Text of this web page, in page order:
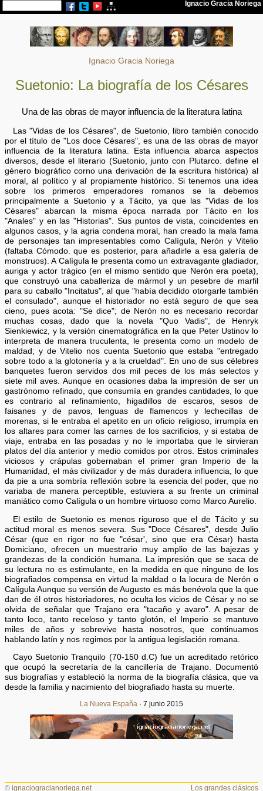
Ignacio Gracia Noriega
Suetonio: La biografía de los Césares
Una de las obras de mayor influencia de la literatura latina
Las "Vidas de los Césares", de Suetonio, libro también conocido
por el título de "Los doce Césares", es una de las obras de mayor
influencia de la literatura latina. Esta influencia abarca aspectos
diversos, desde el literario (Suetonio, junto con Plutarco. define el
género biográfico corno una derivación de la escritura histórica) al
moral, al político y al propiamente histórico. Si tenemos una idea
sobre los primeros emperadores romanos se la debemos
principalmente a Suetonio y a Tácito, ya que las "Vidas de los
Césares" abarcan la misma época narrada por Tácito en los
"Anales" y en las "Historias". Sus puntos de vista, coincidentes en
algunos casos, y la agria condena moral, han creado la mala fama
de personajes tan impresentables como Calígula, Nerón y Vitelio
(faltaba Cómodo. que es posterior, para añadirle a esa galería de
monstruos). A Calígula le presenta como un extravagante gladiador,
auriga y actor trágico (en el mismo sentido que Nerón era poeta),
que construyó una caballeriza de mármol y un pesebre de marfil
para su caballo "Incitatus", al que "había decidido otorgarle también
el consulado", aunque el historiador no está seguro de que sea
cieno, pues acota: "Se dice"; de Nerón no es necesario recordar
muchas cosas, dado que la novela "Quo Vadis", de Henryk
Sienkiewicz, y la versión cinematográfica en la que Peter Ustinov lo
interpreta de manera truculenta, le presenta como un modelo de
maldad; y de Vitelio nos cuenta Suetonio que estaba "entregado
sobre todo a la glotonería y a la crueldad". En uno de sus célebres
banquetes fueron servidos dos mil peces de los más selectos y
siete mil aves. Aunque en ocasiones daba la impresión de ser un
gastrónomo refinado, que consumía en grandes cantidades, lo que
es contrario al refinamiento, higadillos de escaros, sesos de
faisanes y de pavos, lenguas de flamencos y lechecillas de
morenas, si le entraba el apetito en un oficio religioso, irrumpía en
los altares para comer las carnes de los sacrificios, y si estaba de
viaje, entraba en las posadas y no le importaba que le sirvieran
platos del día anterior y medio comidos por otros. Estos criminales
viciosos y crápulas gobernaban el primer gran Imperio de la
Humanidad, el más civilizador y de más duradera influencia, lo que
da pie a una sombría reflexión sobre la esencia del poder, que no
variaba de manera perceptible, estuviera a su frente un criminal
maniático como Calígula o un hombre virtuoso como Marco Aurelio.
El estilo de Suetonio es menos riguroso que el de Tácito y su
actitud moral es menos severa. Sus "Doce Césares", desde Julio
César (que en rigor no fue "césar', sino que era César) hasta
Domiciano, ofrecen un muestrario muy amplio de las bajezas y
grandezas de la condición humana. La impresión que se saca de
su lectura no es estimulante, en la medida en que ninguno de los
biografiados compensa en virtud la maldad o la locura de Nerón o
Calígula Aunque su versión de Augusto es más benévola que la que
dan de él otros historiadores, no oculta los vicios de César y no se
olvida de señalar que Trajano era "tacaño y avaro". A pesar de
tanto loco, tanto receloso y tanto glotón, el Imperio se mantuvo
miles de años y sobrevive hasta nosotros, que continuamos
hablando latín y nos regimos por la antigua legislación romana.
Cayo Suetonio Tranquilo (70-150 d.C) fue un acreditado retórico
que ocupó la secretaría de la cancillería de Trajano. Documentó
sus biografías y estableció la norma de la biografía clásica, que va
desde la familia y nacimiento del biografiado hasta su muerte.
La Nueva España · 7 junio 2015
©ignaciogracianoriega.net Los grandes clásicos